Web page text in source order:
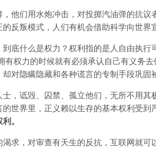
他们用水炮冲击，对投掷汽油弹的抗议
反叛模式，人们有机会借助科学向世界
底什么是权力？权利指的是人自由执
权力的时候就有必须承认自己有义务去
对隐瞒隐藏和各种谎言的专制手段巩固
，诋毁、囚禁、孤立他们，无所不用
世界里，正义赖以生存的基本权利受到
。
渴求，对审查有天生的反抗，互联网就